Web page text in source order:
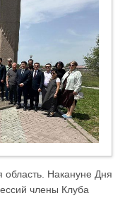
Накануне Дня
члены Клуба